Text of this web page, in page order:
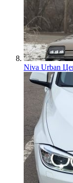
Niva Urban